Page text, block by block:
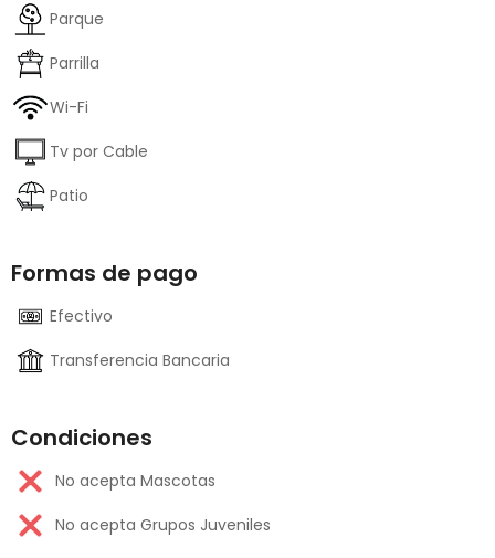
Parque
Parrilla
Wi-Fi
Tv por Cable
Patio
Formas de pago
Efectivo
Transferencia Bancaria
Condiciones
No acepta Mascotas
No acepta Grupos Juveniles